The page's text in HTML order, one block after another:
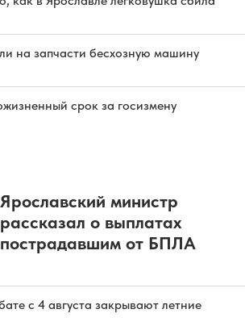
на запчасти бесхозную машину
срок за госизмену
Ярославский министр
рассказал о выплатах
пострадавшим от БПЛА
с 4 августа закрывают летние